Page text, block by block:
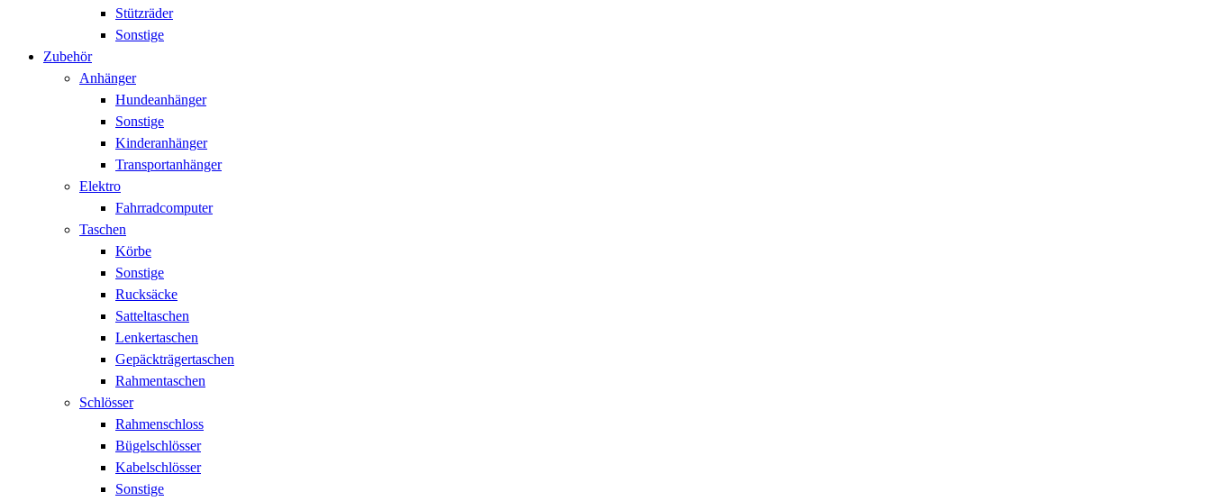
Stützräder
Sonstige
Zubehör
Anhänger
Hundeanhänger
Sonstige
Kinderanhänger
Transportanhänger
Elektro
Fahrradcomputer
Taschen
Körbe
Sonstige
Rucksäcke
Satteltaschen
Lenkertaschen
Gepäckträgertaschen
Rahmentaschen
Schlösser
Rahmenschloss
Bügelschlösser
Kabelschlösser
Sonstige